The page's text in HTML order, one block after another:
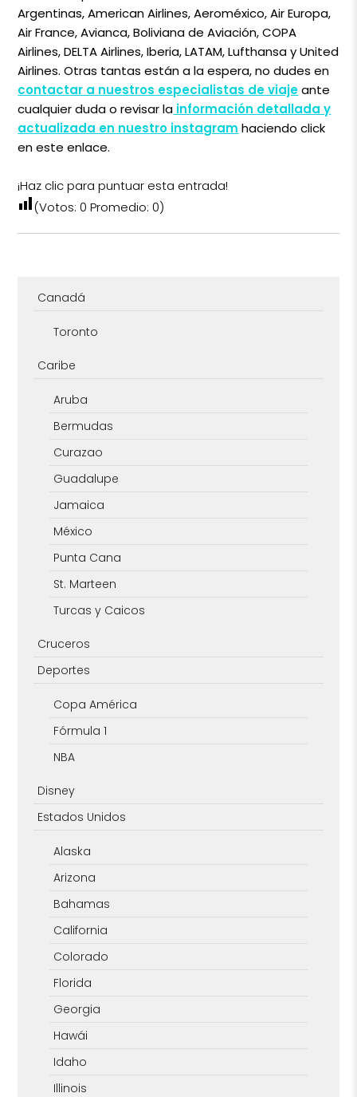
Argentinas, American Airlines, Aeroméxico, Air Europa,
Air France, Avianca, Boliviana de Aviación, COPA
Airlines, DELTA Airlines, Iberia, LATAM, Lufthansa y United
Airlines. Otras tantas están a la espera, no dudes en
contactar a nuestros especialistas de viajeante
cualquier duda o revisar la información detallada y
actualizada en nuestro instagram haciendo click
en este enlace.
¡Haz clic para puntuar esta entrada!
(Votos:0 Promedio:0)
Canadá
Toronto
Caribe
Aruba
Bermudas
Curazao
Guadalupe
Jamaica
México
Punta Cana
St. Marteen
Turcas y Caicos
Cruceros
Deportes
Copa América
Fórmula 1
NBA
Disney
Estados Unidos
Alaska
Arizona
Bahamas
California
Colorado
Florida
Georgia
Hawái
Idaho
Illinois